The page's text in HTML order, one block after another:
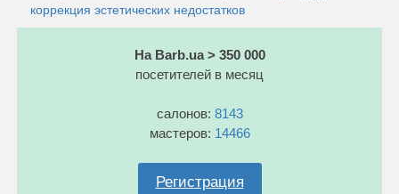
коррекция эстетических недостатков
На Barb.ua > 350 000
посетителей в месяц
салонов: 8143
мастеров: 14466
Регистрация